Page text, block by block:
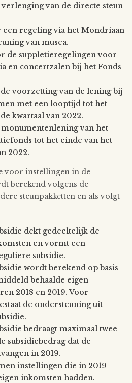
van de directe steun
regeling via het Mondriaan
van musea.
de suppletieregelingen voor
en concertzalen bij het Fonds
voorzetting van de lening bij
met een looptijd tot het
kwartaal van 2022.
van het
tot het einde van het
2022.
voor instellingen in de
berekend volgens de
steunpakketten en als volgt
dekt gedeeltelijk de
en vormt een
subsidie.
wordt berekend op basis
behaalde eigen
2018 en 2019. Voor
de ondersteuning uit
bedraagt maximaal twee
subsidiebedrag dat de
in 2019.
instellingen die in 2019
inkomsten hadden.